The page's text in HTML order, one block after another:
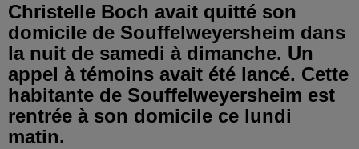
Christelle Boch avait quitté son
domicile de Souffelweyersheim dans
la nuit de samedi à dimanche. Un
appel à témoins avait été lancé. Cette
habitante de Souffelweyersheim est
rentrée à son domicile ce lundi
matin.